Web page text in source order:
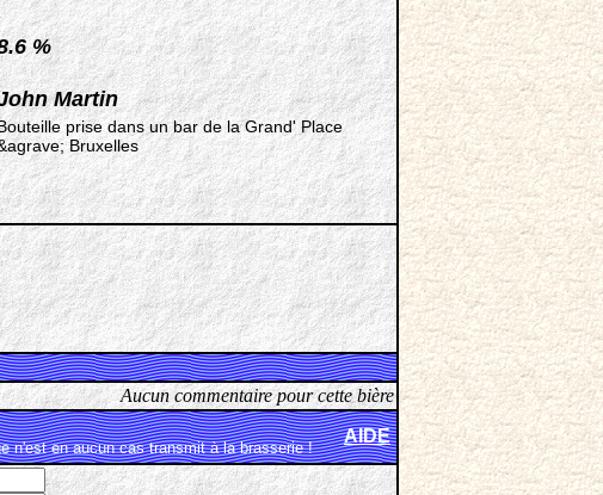
%
Martin
prise dans un bar de la Grand' Place
Bruxelles
Aucun commentaire pour cette bière
n'est en aucun cas transmit à la brasserie !
AIDE